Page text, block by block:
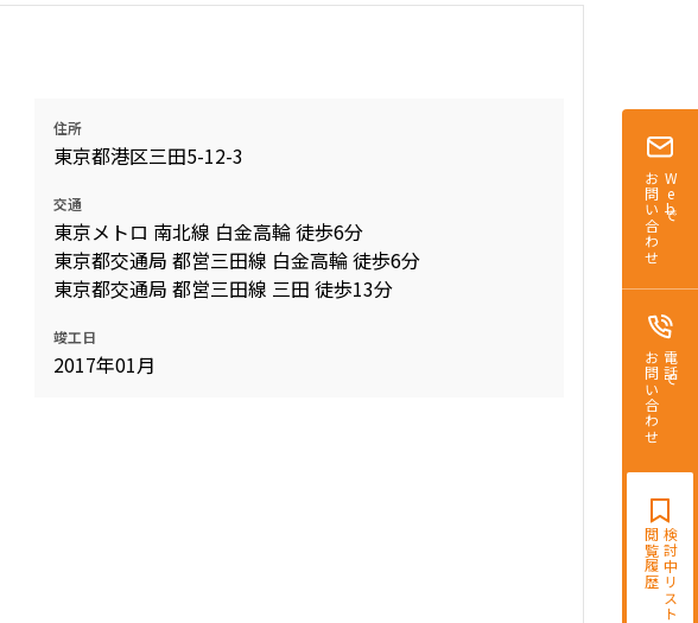
Webで
お問い合わせ
電話で
お問い合わせ
検討中リスト
閲覧履歴
住所
東京都港区三田5-12-3
交通
東京メトロ 南北線 白金高輪 徒歩6分
東京都交通局 都営三田線 白金高輪 徒歩6分
東京都交通局 都営三田線 三田 徒歩13分
竣工日
2017年01月